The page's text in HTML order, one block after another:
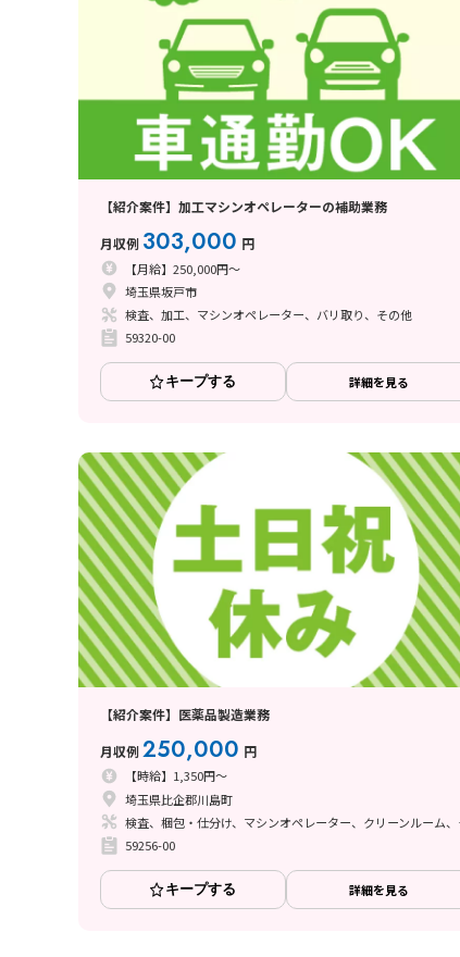
【紹介案件】加工マシンオペレーターの補助業務
月収例 303,000 円
【月給】250,000円～
埼玉県坂戸市
検査、加工、マシンオペレーター、バリ取り、その他
59320-00
キープする 詳細を見る
【紹介案件】医薬品製造業務
月収例250,000 円
【時給】1,350円～
埼玉県比企郡川島町
検査、梱
59256-00
キープする 詳細を見る